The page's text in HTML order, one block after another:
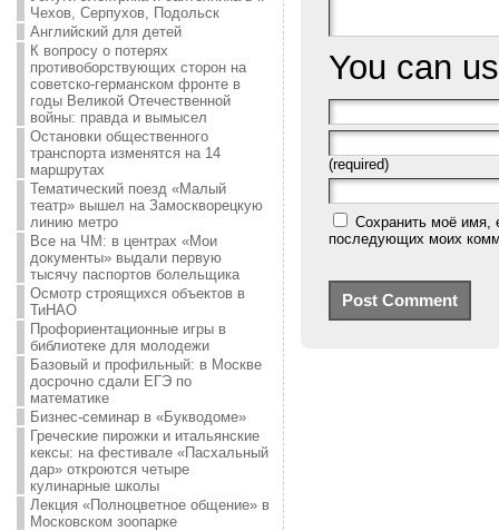
Чехов, Серпухов, Подольск
Английский для детей
К вопросу о потерях
противоборствующих сторон на
советско-германском фронте в
годы Великой Отечественной
войны: правда и вымысел
Остановки общественного
транспорта изменятся на 14
маршрутах
Тематический поезд «Малый
театр» вышел на Замоскворецкую
линию метро
Все на ЧМ: в центрах «Мои
документы» выдали первую
тысячу паспортов болельщика
Осмотр строящихся объектов в
ТиНАО
Профориентационные игры в
библиотеке для молодежи
Базовый и профильный: в Москве
досрочно сдали ЕГЭ по
математике
Бизнес-семинар в «Букводоме»
Греческие пирожки и итальянские
кексы: на фестивале «Пасхальный
дар» откроются четыре
кулинарные школы
Лекция «Полноцветное общение» в
Московском зоопарке
You can
(required)
Сохранить моё имя,
последующих моих